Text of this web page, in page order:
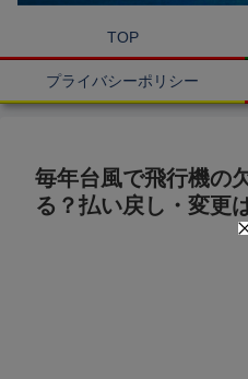
TOP
プライバシーポリシー
毎年台風で飛行機の
る？払い戻し・変更